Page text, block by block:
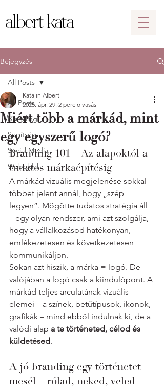
albert kata
Bejegyzés
All Posts
Branding
Segítség
Social Media
Weboldal
All Posts
Miért több a márkád, mint
egy egyszerű logó?
Katalin Albert
2025. ápr. 29. 2 perc olvasás
Branding 101 – Az alapoktól a
tudatos márkaépítésig
A márkád vizuális megjelenése sokkal
többet jelent annál, hogy „szép
legyen”. Mögötte tudatos stratégia áll
– egy olyan rendszer, ami azt szolgálja,
hogy a vállalkozásod hatékonyan,
emlékezetesen és következetesen
kommunikáljon.
Sokan azt hiszik, a márka = logó. De
valójában a logó csak a kiindulópont. A
márkád teljes arculatának vizuális
elemei – a színek, betűtípusok, ikonok,
grafikák – mind ebből indulnak ki, de a
valódi alap a te történeted, célod és
küldetésed.
A jó branding egy történetet
mesél – rólad, neked, veled